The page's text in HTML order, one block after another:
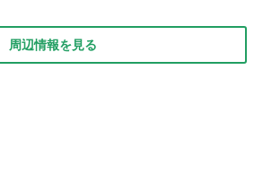
周辺情報を見る